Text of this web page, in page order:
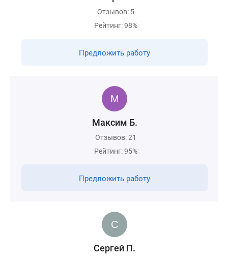
Отзывов: 5
Рейтинг: 98%
Предложить работу
Максим Б.
Отзывов: 21
Рейтинг: 95%
Предложить работу
Сергей П.